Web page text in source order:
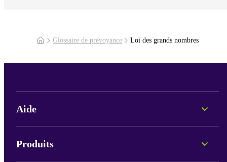
Glossaire de prévoyance Loi des grands nombres
Aide
Informations sur les fonds
Produits